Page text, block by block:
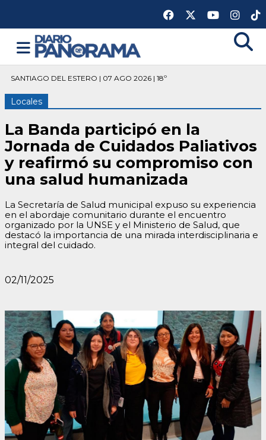
SANTIAGO DEL ESTERO | 07 AGO 2026 | 18º
Locales
La Banda participó en la
Jornada de Cuidados Paliativos
y reafirmó su compromiso con
una salud humanizada
La Secretaría de Salud municipal expuso su experiencia
en el abordaje comunitario durante el encuentro
organizado por la UNSE y el Ministerio de Salud, que
destacó la importancia de una mirada interdisciplinaria e
integral del cuidado.
02/11/2025